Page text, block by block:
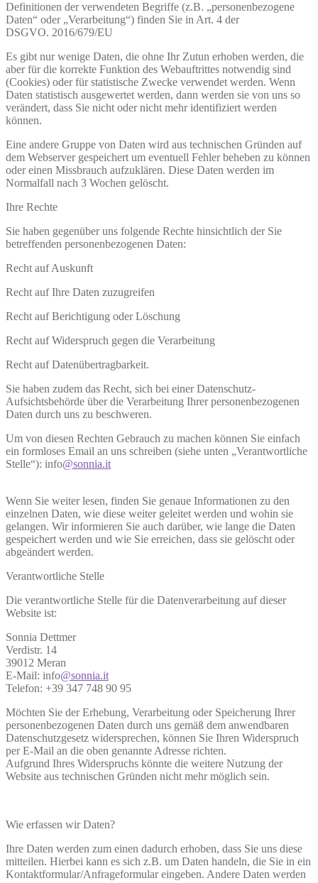
Definitionen der verwendeten Begriffe (z.B. „personenbezogene
Daten“ oder „Verarbeitung“) finden Sie in Art. 4 der
DSGVO. 2016/679/EU
Es gibt nur wenige Daten, die ohne Ihr Zutun erhoben werden, die
aber für die korrekte Funktion des Webauftrittes notwendig sind
(Cookies) oder für statistische Zwecke verwendet werden. Wenn
Daten statistisch ausgewertet werden, dann werden sie von uns so
verändert, dass Sie nicht oder nicht mehr identifiziert werden
können.
Eine andere Gruppe von Daten wird aus technischen Gründen auf
dem Webserver gespeichert um eventuell Fehler beheben zu können
oder einen Missbrauch aufzuklären. Diese Daten werden im
Normalfall nach 3 Wochen gelöscht.
Ihre Rechte
Sie haben gegenüber uns folgende Rechte hinsichtlich der Sie
betreffenden personenbezogenen Daten:
Recht auf Auskunft
Recht auf Ihre Daten zuzugreifen
Recht auf Berichtigung oder Löschung
Recht auf Widerspruch gegen die Verarbeitung
Recht auf Datenübertragbarkeit.
Sie haben zudem das Recht, sich bei einer Datenschutz-
Aufsichtsbehörde über die Verarbeitung Ihrer personenbezogenen
Daten durch uns zu beschweren.
Um von diesen Rechten Gebrauch zu machen können Sie einfach
ein formloses Email an uns schreiben (siehe unten „Verantwortliche
Stelle“): info@sonnia.it
Wenn Sie weiter lesen, finden Sie genaue Informationen zu den
einzelnen Daten, wie diese weiter geleitet werden und wohin sie
gelangen. Wir informieren Sie auch darüber, wie lange die Daten
gespeichert werden und wie Sie erreichen, dass sie gelöscht oder
abgeändert werden.
Verantwortliche Stelle
Die verantwortliche Stelle für die Datenverarbeitung auf dieser
Website ist:
Sonnia Dettmer
Verdistr. 14
39012 Meran
E-Mail: info@sonnia.it
Telefon: +39 347 748 90 95
Möchten Sie der Erhebung, Verarbeitung oder Speicherung Ihrer
personenbezogenen Daten durch uns gemäß dem anwendbaren
Datenschutzgesetz widersprechen, können Sie Ihren Widerspruch
per E-Mail an die oben genannte Adresse richten.
Aufgrund Ihres Widerspruchs könnte die weitere Nutzung der
Website aus technischen Gründen nicht mehr möglich sein.
Wie erfassen wir Daten?
Ihre Daten werden zum einen dadurch erhoben, dass Sie uns diese
mitteilen. Hierbei kann es sich z.B. um Daten handeln, die Sie in ein
Kontaktformular/Anfrageformular eingeben. Andere Daten werden